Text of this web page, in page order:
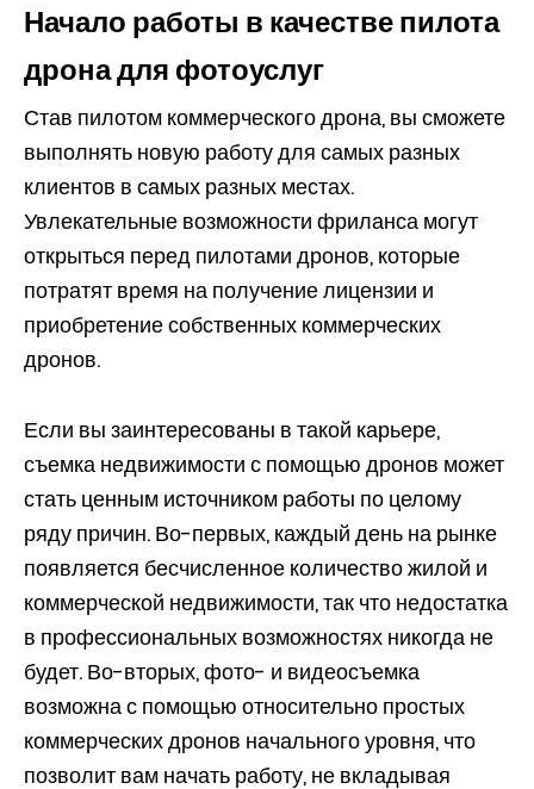
Начало работы в качестве пилота
дрона для фотоуслуг
Став пилотом коммерческого дрона, вы сможете
выполнять новую работу для самых разных
клиентов в самых разных местах.
Увлекательные возможности фриланса могут
открыться перед пилотами дронов, которые
потратят время на получение лицензии и
приобретение собственных коммерческих
дронов.
Если вы заинтересованы в такой карьере,
съемка недвижимости с помощью дронов может
стать ценным источником работы по целому
ряду причин. Во-первых, каждый день на рынке
появляется бесчисленное количество жилой и
коммерческой недвижимости, так что недостатка
в профессиональных возможностях никогда не
будет. Во-вторых, фото- и видеосъемка
возможна с помощью относительно простых
коммерческих дронов начального уровня, что
позволит вам начать работу, не вкладывая